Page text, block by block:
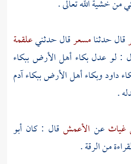
من خشية الله تعالى .
قال حدثنامسعرقال حدثنيعلقمة
: لو عدل بكاء أهل الأرض ببكاء
داودوبكاء أهل الأرض ببكاءآدم
.
عن الأعمش قال : كان أبو
من الرقة .